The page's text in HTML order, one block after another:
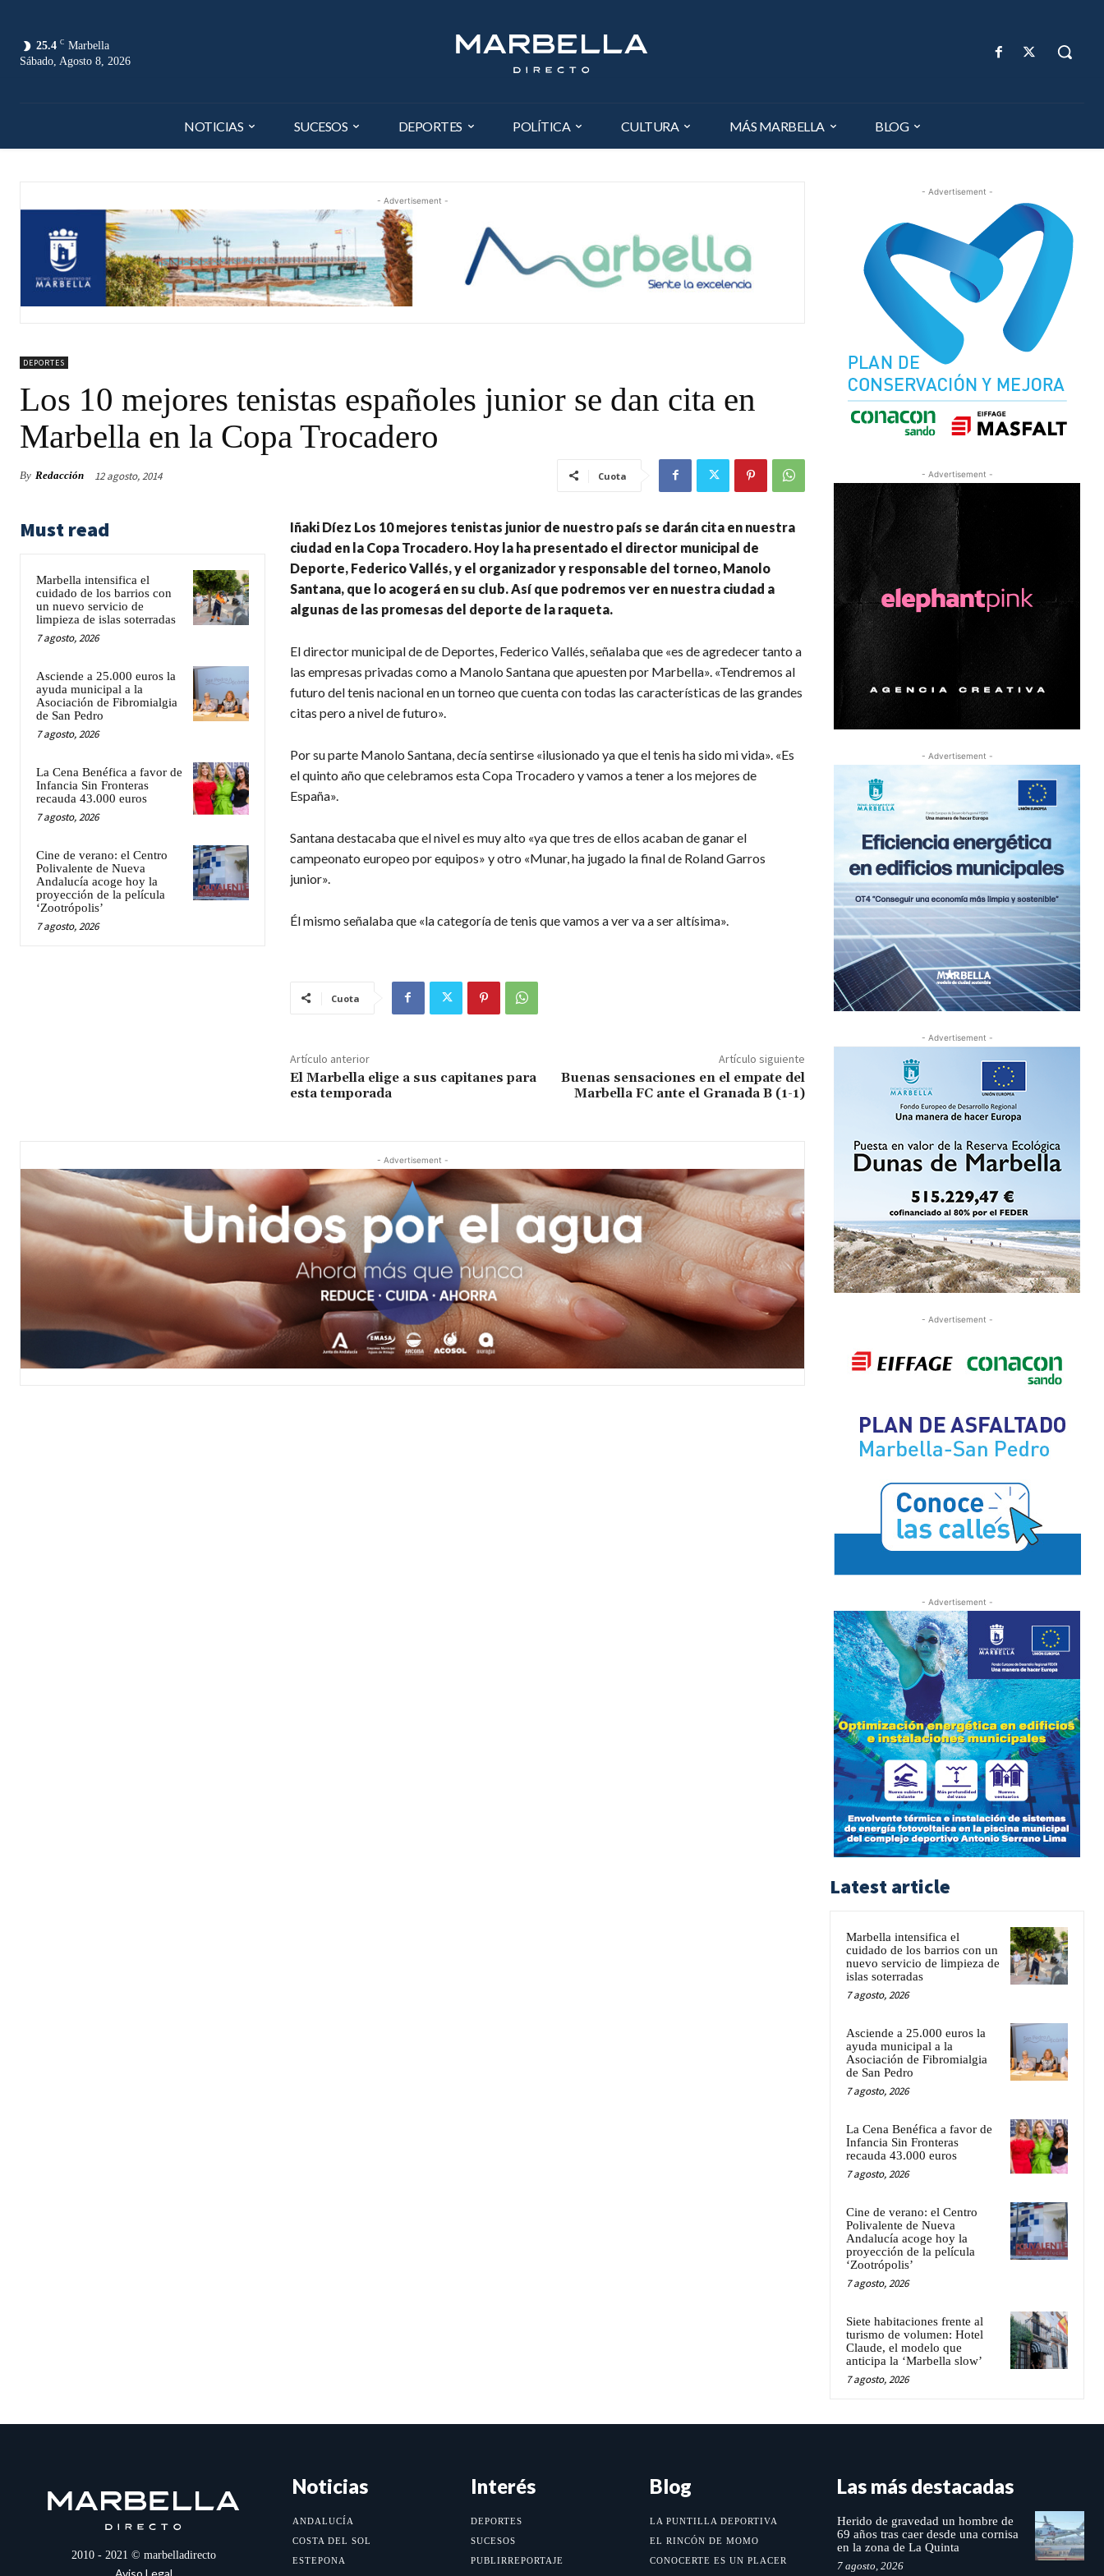
25.4 C Marbella
Sábado, Agosto 8, 2026
NOTICIAS SUCESOS DEPORTES POLÍTICA CULTURA MÁS MARBELLA BLOG
- Advertisement -
DEPORTES
Los 10 mejores tenistas españoles junior se dan cita en
Marbella en la Copa Trocadero
By Redacción 12 agosto, 2014 Cuota
Must read
Marbella intensifica el
cuidado de los barrios con
un nuevo servicio de
limpieza de islas soterradas
7 agosto, 2026
Asciende a 25.000 euros la
ayuda municipal a la
Asociación de Fibromialgia
de San Pedro
7 agosto, 2026
La Cena Benéfica a favor de
Infancia Sin Fronteras
recauda 43.000 euros
7 agosto, 2026
Cine de verano: el Centro
Polivalente de Nueva
Andalucía acoge hoy la
proyección de la película
‘Zootrópolis’
7 agosto, 2026
Iñaki Díez Los 10 mejores tenistas junior de nuestro país se darán cita en nuestra
ciudad en la Copa Trocadero. Hoy la ha presentado el director municipal de
Deporte, Federico Vallés, y el organizador y responsable del torneo, Manolo
Santana, que lo acogerá en su club. Así que podremos ver en nuestra ciudad a
algunas de las promesas del deporte de la raqueta.
El director municipal de de Deportes, Federico Vallés, señalaba que «es de agredecer tanto a
las empresas privadas como a Manolo Santana que apuesten por Marbella». «Tendremos al
futuro del tenis nacional en un torneo que cuenta con todas las características de las grandes
citas pero a nivel de futuro».
Por su parte Manolo Santana, decía sentirse «ilusionado ya que el tenis ha sido mi vida». «Es
el quinto año que celebramos esta Copa Trocadero y vamos a tener a los mejores de
España».
Santana destacaba que el nivel es muy alto «ya que tres de ellos acaban de ganar el
campeonato europeo por equipos» y otro «Munar, ha jugado la final de Roland Garros
junior».
Él mismo señalaba que «la categoría de tenis que vamos a ver va a ser altísima».
Cuota
Artículo anterior
El Marbella elige a sus capitanes para
esta temporada
Artículo siguiente
Buenas sensaciones en el empate del
Marbella FC ante el Granada B (1-1)
- Advertisement -
- Advertisement -
- Advertisement -
- Advertisement -
- Advertisement -
- Advertisement -
- Advertisement -
Latest article
Marbella intensifica el
cuidado de los barrios con un
nuevo servicio de limpieza de
islas soterradas
7 agosto, 2026
Asciende a 25.000 euros la
ayuda municipal a la
Asociación de Fibromialgia
de San Pedro
7 agosto, 2026
La Cena Benéfica a favor de
Infancia Sin Fronteras
recauda 43.000 euros
7 agosto, 2026
Cine de verano: el Centro
Polivalente de Nueva
Andalucía acoge hoy la
proyección de la película
‘Zootrópolis’
7 agosto, 2026
Siete habitaciones frente al
turismo de volumen: Hotel
Claude, el modelo que
anticipa la ‘Marbella slow’
7 agosto, 2026
2010 - 2021 © marbelladirecto
Aviso Legal
Noticias
ANDALUCÍA
COSTA DEL SOL
ESTEPONA
Interés
DEPORTES
SUCESOS
PUBLIRREPORTAJE
Blog
LA PUNTILLA DEPORTIVA
EL RINCÓN DE MOMO
CONOCERTE ES UN PLACER
Las más destacadas
Herido de gravedad un hombre de
69 años tras caer desde una cornisa
en la zona de La Quinta
7 agosto, 2026